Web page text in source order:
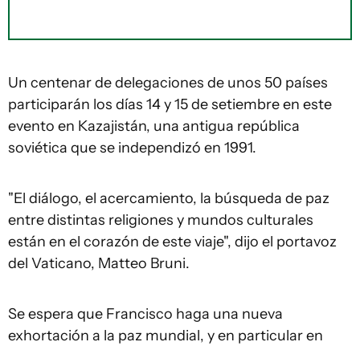
Un centenar de delegaciones de unos 50 países
participarán los días 14 y 15 de setiembre en este
evento en Kazajistán, una antigua república
soviética que se independizó en 1991.
"El diálogo, el acercamiento, la búsqueda de paz
entre distintas religiones y mundos culturales
están en el corazón de este viaje", dijo el portavoz
del Vaticano, Matteo Bruni.
Se espera que Francisco haga una nueva
exhortación a la paz mundial, y en particular en